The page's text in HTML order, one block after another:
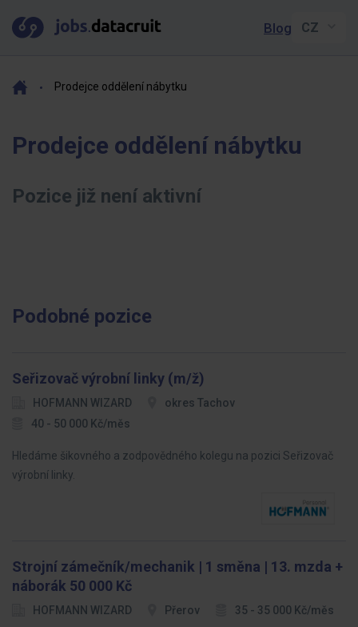
Blog
Prodejce oddělení nábytku
Prodejce oddělení nábytku
Pozice již není aktivní
Podobné pozice
Seřizovač výrobní linky (m/ž)
HOFMANN WIZARD
okres Tachov
40 - 50 000 Kč/měs
Hledáme šikovného a zodpovědného kolegu na pozici Seřizovač
výrobní linky.
Strojní zámečník/mechanik | 1 směna | 13. mzda +
náborák 50 000 Kč
HOFMANN WIZARD Přerov 35 - 35 000 Kč/měs